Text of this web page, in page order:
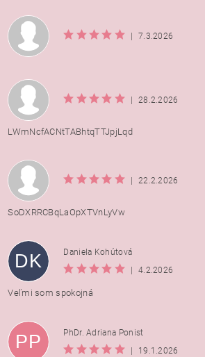
7.3.2026
28.2.2026
LWmNcfACNtTABhtqTTJpjLqd
22.2.2026
SoDXRRCBqLaOpXTVnLyVw
DK
Daniela Kohútová
4.2.2026
Veľmi som spokojná
PP
PhDr. Adriana Ponist
19.1.2026